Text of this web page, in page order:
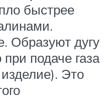
быстрее
Образуют дугу
подаче газа
Это